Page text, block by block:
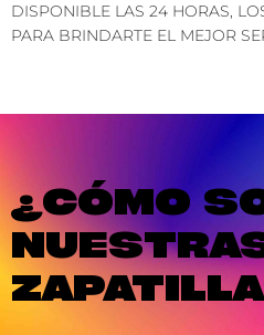
DISPONIBLE LAS 24 HORAS,
PARA BRINDARTE EL MEJOR
¿CÓMO